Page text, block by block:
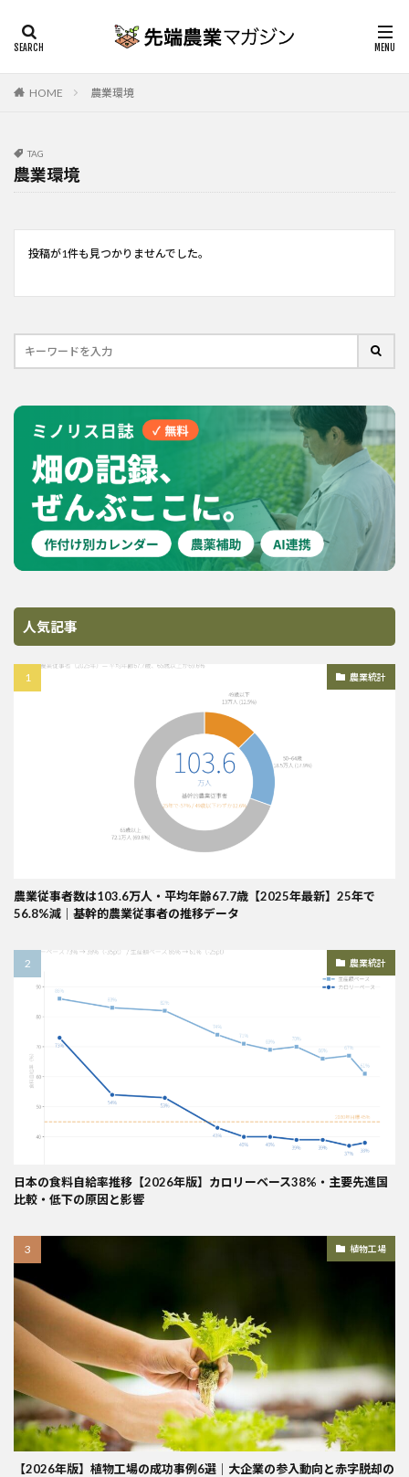
HOME 農業環境
TAG
農業環境
投稿が1件も見つかりませんでした。
人気記事
農業統計
農業従事者数は103.6万人・平均年齢67.7歳【2025年最新】25年で
56.8%減｜基幹的農業従事者の推移データ
農業統計
日本の食料自給率推移【2026年版】カロリーベース38%・主要先進国
比較・低下の原因と影響
植物工場
【2026年版】植物工場の成功事例6選｜大企業の参入動向と赤字脱却の